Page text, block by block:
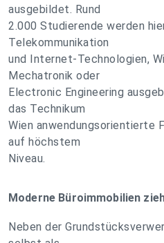
ausgebildet. Rund
2.000 Studierende werden
Telekommunikation
und Internet-Technologien,
Mechatronik oder
Electronic Engineering
das Technikum
Wien anwendungsorientierte
auf höchstem
Niveau.
Moderne Büroimmobilien
Neben der